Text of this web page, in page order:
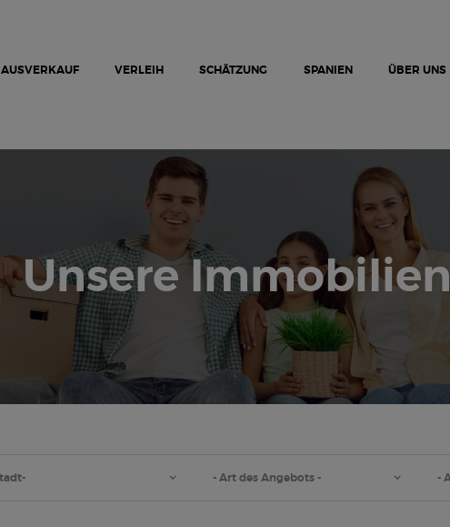
AUSVERKAUF VERLEIH SCHÄTZUNG SPANIEN ÜBER UNS
Unsere Immobilien
VERLEIH
SCHÄTZUNG
KONTAKTIEREN SIE UNS